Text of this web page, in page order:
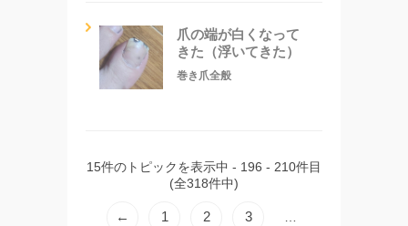
爪の端が白くなって
きた（浮いてきた）
巻き爪全般
15件のトピックを表示中 - 196 - 210件目
(全318件中)
← 1 2 3